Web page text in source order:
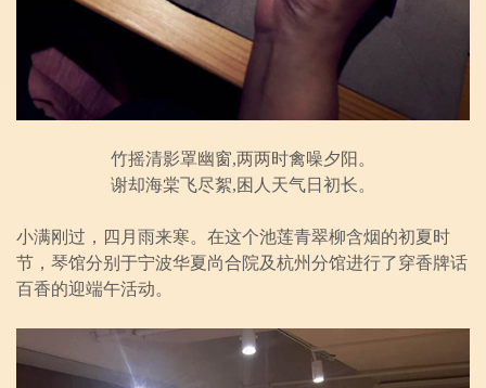
竹摇清影罩幽窗,两两时禽噪夕阳。
谢却海棠飞尽絮,困人天气日初长。
小满刚过，四月雨来寒。在这个池莲青翠柳含烟的初夏时
节，琴馆分别于宁波华夏尚合院及杭州分馆进行了穿香牌话
百香的迎端午活动。